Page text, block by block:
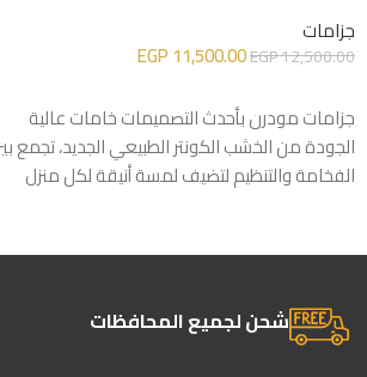
جزامات
EGP12,500.00
EGP11,500.00
جزامات مودرن بأحدث التصميمات خامات عالية
الجودة من الخشب الكونتر الطبيعي الجديد، تجمع
الفخامة والتنظيم لتضيف لمسة أنيقة لكل منزل
شحن لجميع المحافظات